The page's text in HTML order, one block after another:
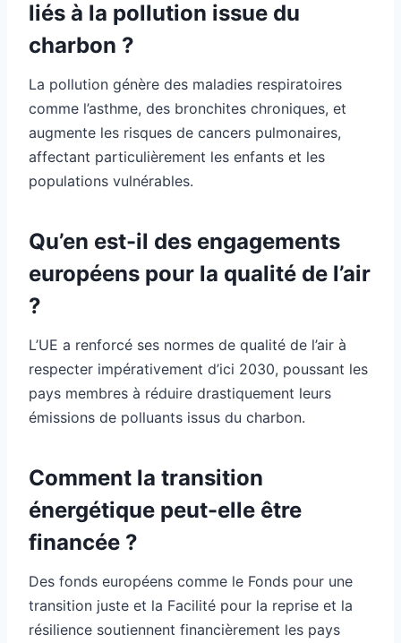
liés à la pollution issue du
charbon ?
La pollution génère des maladies respiratoires
comme l’asthme, des bronchites chroniques, et
augmente les risques de cancers pulmonaires,
affectant particulièrement les enfants et les
populations vulnérables.
Qu’en est-il des engagements
européens pour la qualité de l’air
?
L’UE a renforcé ses normes de qualité de l’air à
respecter impérativement d’ici 2030, poussant les
pays membres à réduire drastiquement leurs
émissions de polluants issus du charbon.
Comment la transition
énergétique peut-elle être
financée ?
Des fonds européens comme le Fonds pour une
transition juste et la Facilité pour la reprise et la
résilience soutiennent financièrement les pays